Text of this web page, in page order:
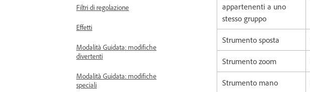
Filtri di regolazione
Effetti
Modalità Guidata: modifiche
divertenti
Modalità Guidata: modifiche
speciali
appartenenti a uno
stesso gruppo
Strumento sposta
Strumento zoom
Strumento mano